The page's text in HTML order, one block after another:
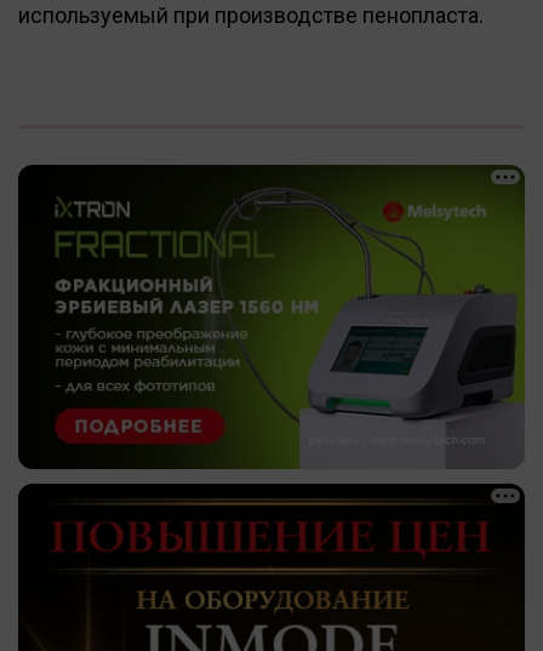
используемый при производстве пенопласта.